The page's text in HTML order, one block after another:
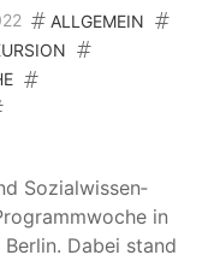
ALLGEMEIN
Sozi­al­wis­sen­
in
Dabei stand